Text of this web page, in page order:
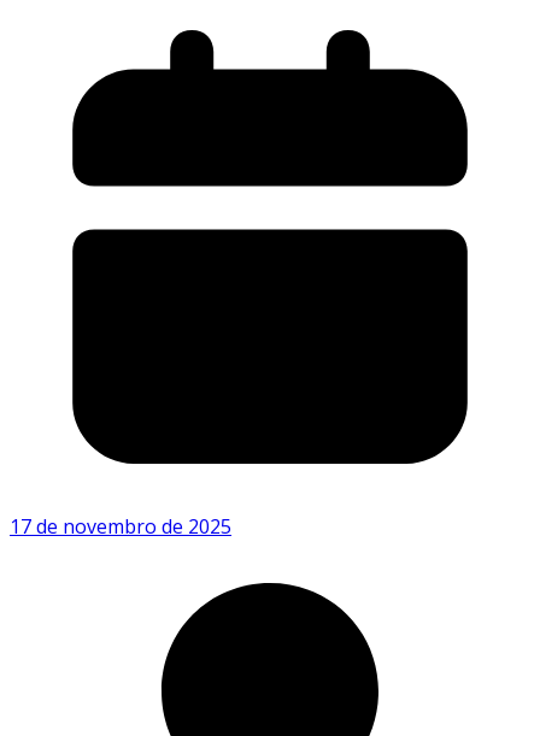
17 de novembro de 2025